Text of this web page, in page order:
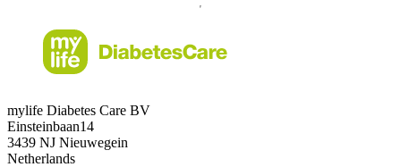
mylife Diabetes Care BV
Einsteinbaan14
3439 NJ Nieuwegein
Netherlands